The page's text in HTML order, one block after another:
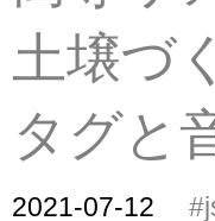
土壌づ
タグと
2021-07-12